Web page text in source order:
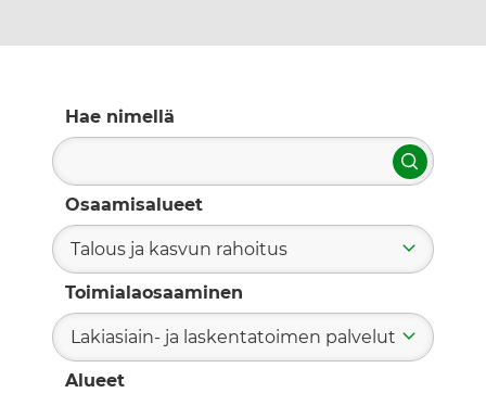
Hae nimellä
Hae
Osaamisalueet
Talous ja kasvun rahoitus
Toimialaosaaminen
Lakiasiain- ja laskentatoimen palvelut
Alueet